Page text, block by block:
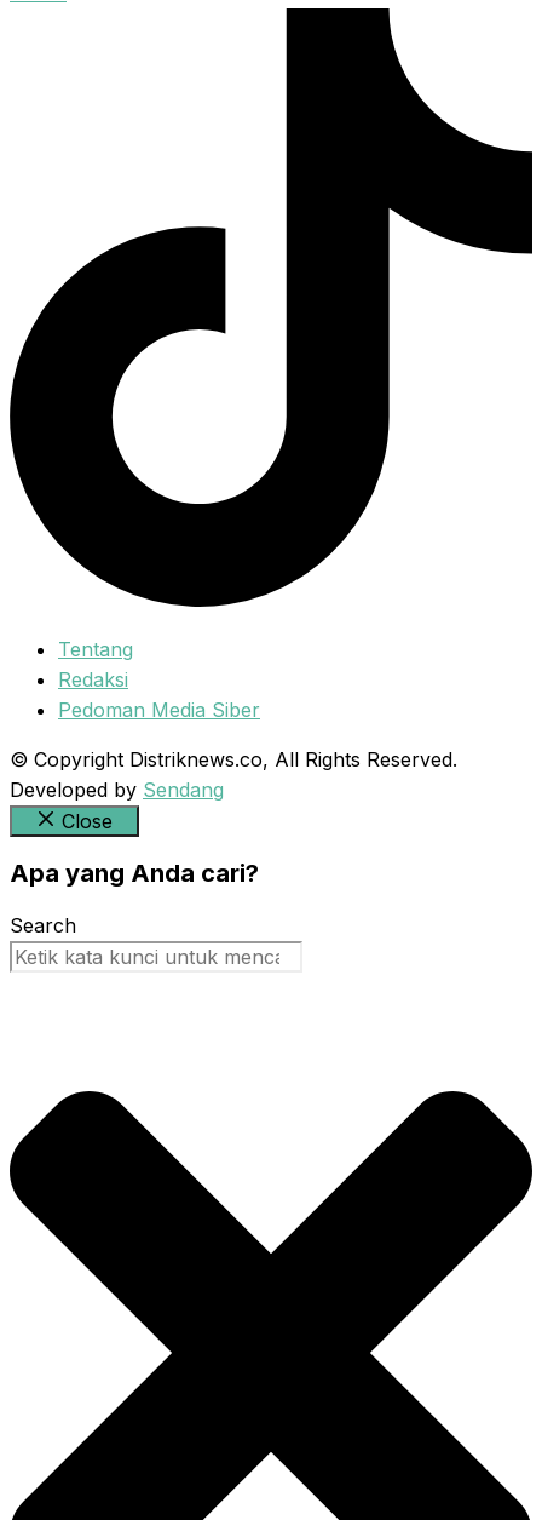
Tentang
Redaksi
Pedoman Media Siber
© Copyright Distriknews.co, All Rights Reserved.
Developed by Sendang
Close
Apa yang Anda cari?
Search